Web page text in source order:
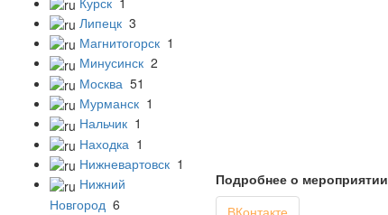
Липецк 3
Магнитогорск 1
Минусинск 2
Москва 51
Мурманск 1
Нальчик 1
Находка 1
Нижневартовск 1
Нижний
Новгород 6
Подробнее о мероприятии
ВКонтакте